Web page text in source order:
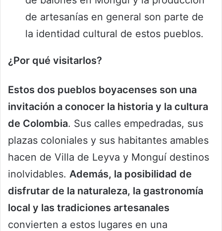
de artesanías en general son parte de
la identidad cultural de estos pueblos.
¿Por qué visitarlos?
Estos dos pueblos boyacenses son una
invitación a conocer la historia y la cultura
de Colombia. Sus calles empedradas, sus
plazas coloniales y sus habitantes amables
hacen de Villa de Leyva y Monguí destinos
inolvidables. Además, la posibilidad de
disfrutar de la naturaleza, la gastronomía
local y las tradiciones artesanales
convierten a estos lugares en una